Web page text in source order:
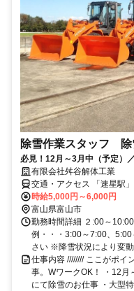
除雪作業スタッフ 除
必見！12月～3月中（予定）
有限会社舛谷解体工業
交通・アクセス 「速星駅
時給5,000円～6,000円
富山県富山市
勤務時間詳細 ２:00～
例・・・3:00～7:00、
さい ※降雪状況により変
仕事内容 //////// ここがポイ
事。WワークOK！ ・12月
にて除雪のお仕事 ・大型